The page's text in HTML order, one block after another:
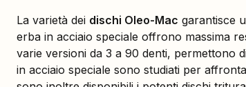
La varietà dei dischi Oleo-Mac garantisce
erba in acciaio speciale offrono massima
varie versioni da 3 a 90 denti, permettono
in acciaio speciale sono studiati per